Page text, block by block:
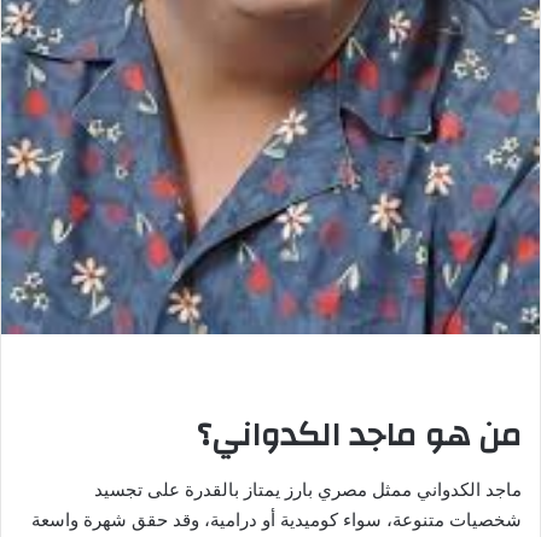
من هو ماجد الكدواني؟
ماجد الكدواني ممثل مصري بارز يمتاز بالقدرة على تجسيد
شخصيات متنوعة، سواء كوميدية أو درامية، وقد حقق شهرة واسعة